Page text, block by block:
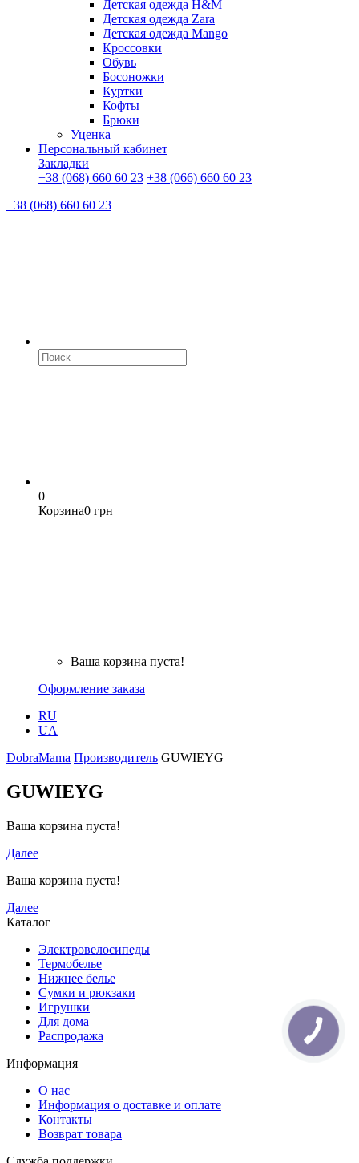
Детская одежда H&M
Детская одежда Zara
Детская одежда Mango
Кроссовки
Обувь
Босоножки
Куртки
Кофты
Брюки
Уценка
Персональный кабинет
Закладки
+38 (068) 660 60 23 +38 (066) 660 60 23
+38 (068) 660 60 23
0
Корзина0 грн
Ваша корзина пуста!
Оформление заказа
RU
UA
DobraMama Производитель GUWIEYG
GUWIEYG
Ваша корзина пуста!
Далее
Ваша корзина пуста!
Далее
Каталог
Электровелосипеды
Термобелье
Нижнее белье
Сумки и рюкзаки
Игрушки
Для дома
Распродажа
Информация
О нас
Информация о доставке и оплате
Контакты
Возврат товара
КНОПКА
ЗВ'ЯЗКУ